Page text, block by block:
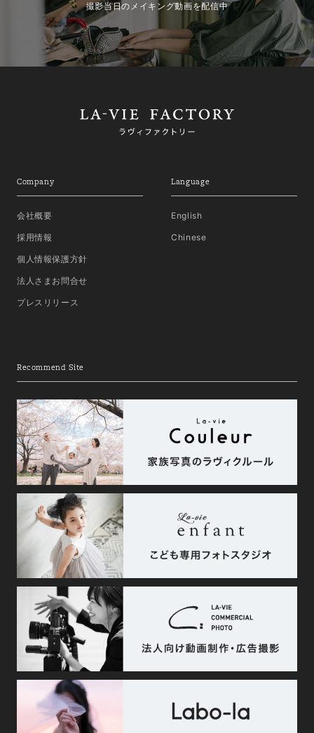
撮影当日のメイキング動画を配信中
Company
会社概要
採用情報
個人情報保護方針
法人さまお問合せ
プレスリリース
Language
English
Chinese
Recommend Site